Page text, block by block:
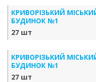
КРИВОРІЗЬКИЙ
БУДИНОК №1
27 шт
КРИВОРІЗЬКИЙ
БУДИНОК №1
27 шт